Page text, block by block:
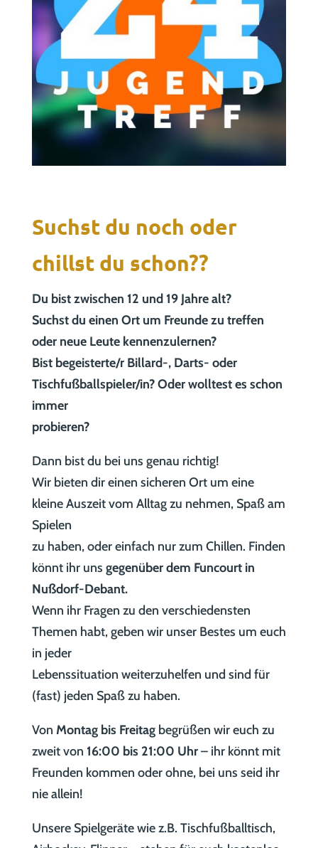
Suchst du noch oder
chillst du schon??
Du bist zwischen 12 und 19 Jahre alt?
Suchst du einen Ort um Freunde zu treffen
oder neue Leute kennenzulernen?
Bist begeisterte/r Billard-, Darts- oder
Tischfußballspieler/in? Oder wolltest es schon
immer
probieren?
Dann bist du bei uns genau richtig!
Wir bieten dir einen sicheren Ort um eine
kleine Auszeit vom Alltag zu nehmen, Spaß am
Spielen
zu haben, oder einfach nur zum Chillen. Finden
könnt ihr uns gegenüber dem Funcourt in
Nußdorf-Debant.
Wenn ihr Fragen zu den verschiedensten
Themen habt, geben wir unser Bestes um euch
in jeder
Lebenssituation weiterzuhelfen und sind für
(fast) jeden Spaß zu haben.
Von Montag bis Freitagbegrüßen wir euch zu
zweit von 16:00 bis 21:00 Uhr– ihr könnt mit
Freunden kommen oder ohne, bei uns seid ihr
nie allein!
Unsere Spielgeräte wie z.B. Tischfußballtisch,